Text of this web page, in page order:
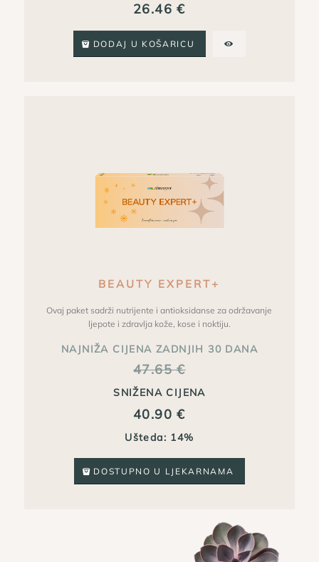
26.46€
DODAJ U KOŠARICU
BEAUTY EXPERT+
Ovaj paket sadrži nutrijente i antioksidanse za održavanje
ljepote i zdravlja kože, kose i noktiju.
NAJNIŽA CIJENA ZADNJIH 30 DANA
47.65€
SNIŽENA CIJENA
40.90€
Ušteda: 14%
DOSTUPNO U LJEKARNAMA